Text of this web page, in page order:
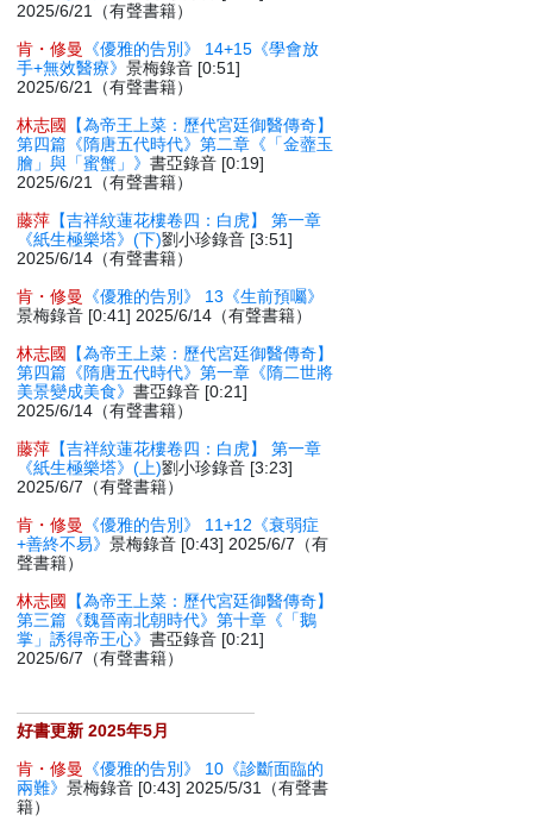
2025/6/21（有聲書籍）
肯・修曼
《優雅的告別》 14+15《學會放
手+無效醫療》景梅錄音 [0:51]
2025/6/21（有聲書籍）
林志國
【為帝王上菜：歷代宮廷御醫傳奇】
第四篇《隋唐五代時代》第二章《「金虀玉
膾」與「蜜蟹」》書亞錄音 [0:19]
2025/6/21（有聲書籍）
藤萍 【吉祥紋蓮花樓卷四：白虎】 第一章
《紙生極樂塔》(下)劉小珍錄音 [3:51]
2025/6/14（有聲書籍）
肯・修曼
《優雅的告別》 13《生前預囑》
景梅錄音 [0:41] 2025/6/14（有聲書籍）
林志國
【為帝王上菜：歷代宮廷御醫傳奇】
第四篇《隋唐五代時代》第一章《隋二世將
美景變成美食》書亞錄音 [0:21]
2025/6/14（有聲書籍）
藤萍 【吉祥紋蓮花樓卷四：白虎】 第一章
《紙生極樂塔》(上)劉小珍錄音 [3:23]
2025/6/7（有聲書籍）
肯・修曼
《優雅的告別》 11+12《衰弱症
+善終不易》景梅錄音 [0:43] 2025/6/7（有
聲書籍）
林志國
【為帝王上菜：歷代宮廷御醫傳奇】
第三篇《魏晉南北朝時代》第十章《「鵝
掌」誘得帝王心》書亞錄音 [0:21]
2025/6/7（有聲書籍）
好書更新 2025年5月
肯・修曼
《優雅的告別》 10《診斷面臨的
兩難》景梅錄音 [0:43] 2025/5/31（有聲書
籍）